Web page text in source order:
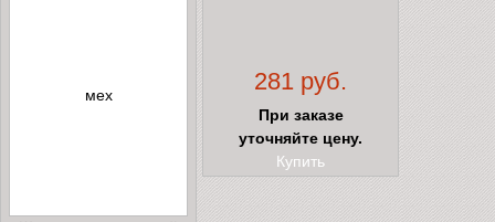
281 руб.
При заказе
уточняйте цену.
Купить